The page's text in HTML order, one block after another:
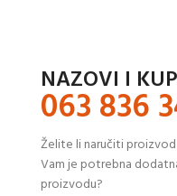
NAZOVI I
063 836
Želite li naručiti
Vam je potrebna
proizvodu?